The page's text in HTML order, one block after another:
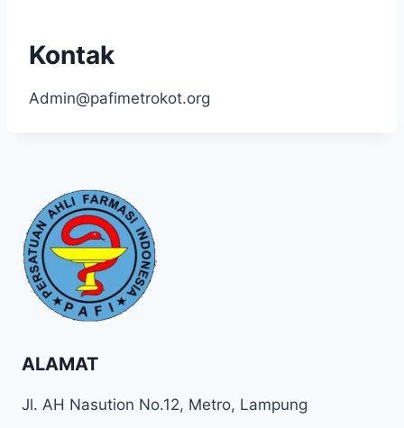
Kontak
Admin@pafimetrokot.org
ALAMAT
Jl. AH Nasution No.12, Metro, Lampung